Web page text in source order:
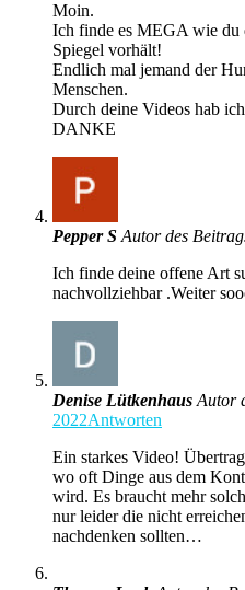
Moin.
Ich finde es MEGA wie du
Spiegel vorhält!
Endlich mal jemand der
Menschen.
Durch deine Videos hab
DANKE
Pepper S Autor des
Ich finde deine offene Art
nachvollziehbar .Weiter
Denise Lütkenhaus Autor
2022Antworten
Ein starkes Video!
wo oft Dinge aus dem
wird. Es braucht mehr
nur leider die nicht
nachdenken sollten…